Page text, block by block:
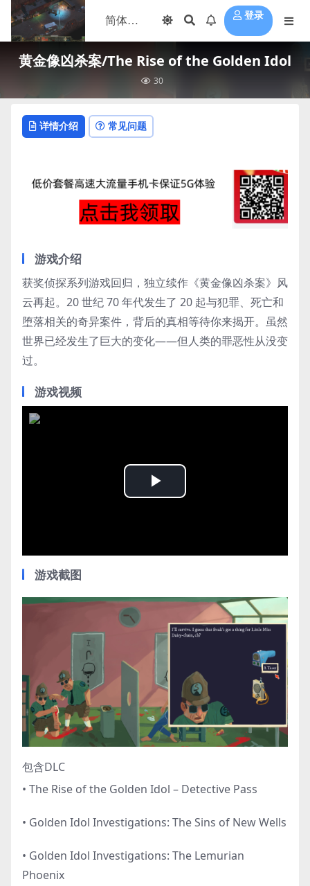
登录
黄金像凶杀案/The Rise of the Golden Idol
30
详情介绍 常见问题
游戏介绍
获奖侦探系列游戏回归，独立续作《黄金像凶杀案》风
云再起。20 世纪 70 年代发生了 20 起与犯罪、死亡和
堕落相关的奇异案件，背后的真相等待你来揭开。虽然
世界已经发生了巨大的变化——但人类的罪恶性从没变
过。
游戏视频
Play
游戏截图
包含DLC
• The Rise of the Golden Idol – Detective Pass
• Golden Idol Investigations: The Sins of New Wells
• Golden Idol Investigations: The Lemurian
Phoenix